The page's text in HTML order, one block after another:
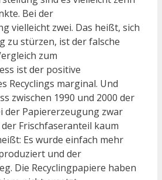
Bei der
vielleicht zwei. Das heißt, sich
zu stürzen, ist der falsche
zum
ist der positive
Recyclings marginal. Und
zwischen 1990 und 2000 der
der Papiererzeugung zwar
Frischfaseranteil kaum
Es wurde einfach mehr
und der
Die Recyclingpapiere haben